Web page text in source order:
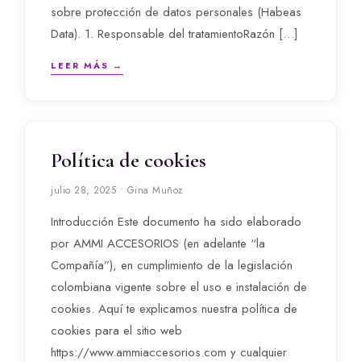
sobre protección de datos personales (Habeas
Data). 1. Responsable del tratamientoRazón […]
LEER MÁS →
Política de cookies
julio 28, 2025 • Gina Muñoz
Introducción Este documento ha sido elaborado
por AMMI ACCESORIOS (en adelante “la
Compañía”), en cumplimiento de la legislación
colombiana vigente sobre el uso e instalación de
cookies. Aquí te explicamos nuestra política de
cookies para el sitio web
https://www.ammiaccesorios.com y cualquier